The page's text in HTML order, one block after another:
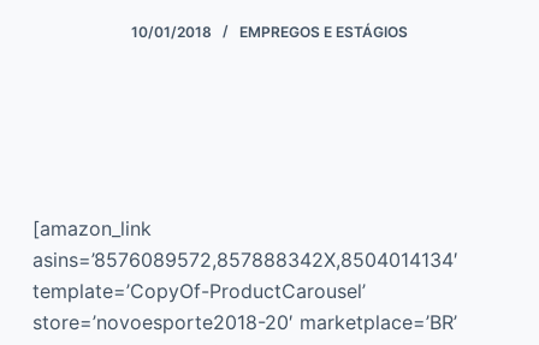
10/01/2018 EMPREGOS E ESTÁGIOS
[amazon_link
asins=’8576089572,857888342X,8504014134′
template=’CopyOf-ProductCarousel’
store=’novoesporte2018-20′ marketplace=’BR’